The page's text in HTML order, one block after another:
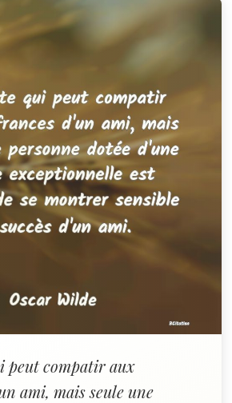
peut compatir aux
ami, mais seule une